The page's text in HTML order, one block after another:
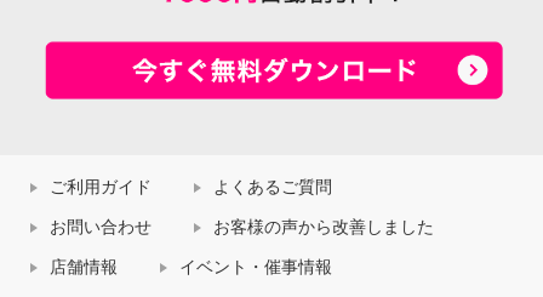
ご利用ガイド よくあるご質問
お問い合わせ お客様の声から改善しました
店舗情報 イベント・催事情報